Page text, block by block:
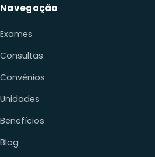
Navegação
Exames
Consultas
Convênios
Unidades
Benefícios
Blog